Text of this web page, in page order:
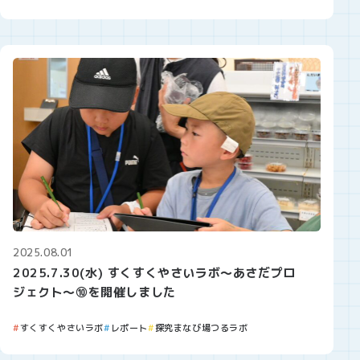
2025.08.01
2025.7.30(水) すくすくやさいラボ～あさだプロ
ジェクト～⑩を開催しました
すくすくやさいラボ レポート 探究まなび場つるラボ